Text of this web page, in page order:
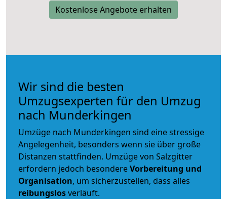
Kostenlose Angebote erhalten
Wir sind die besten
Umzugsexperten für den Umzug
nach Munderkingen
Umzüge nach Munderkingen sind eine stressige
Angelegenheit, besonders wenn sie über große
Distanzen stattfinden. Umzüge von Salzgitter
erfordern jedoch besondereVorbereitung und
Organisation, um sicherzustellen, dass alles
reibungslosverläuft.